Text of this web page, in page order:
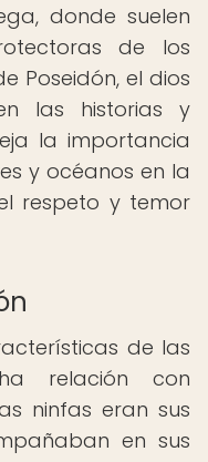
donde suelen
de los
Poseidón, el dios
las historias y
la importancia
y océanos en la
respeto y temor
de las
relación con
ninfas eran sus
en sus